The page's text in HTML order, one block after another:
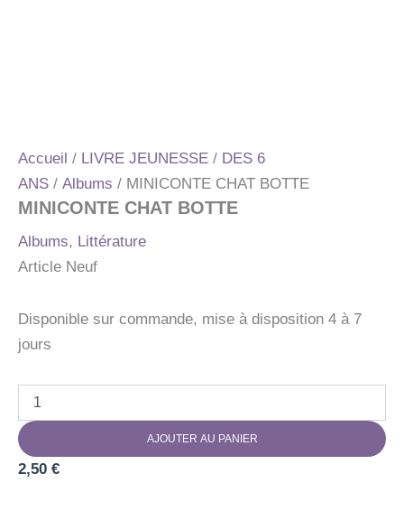
Accueil / LIVRE JEUNESSE / DES 6
ANS / Albums / MINICONTE CHAT BOTTE
MINICONTE CHAT BOTTE
Albums, Littérature
Article Neuf
Disponible sur commande, mise à disposition 4 à 7
jours
MINICONTE
CHAT
BOTTE
AJOUTER AU PANIER
2,50 €